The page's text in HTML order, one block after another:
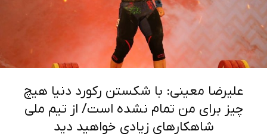
علیرضا معینی: با شکستن رکورد دنیا هیچ
چیز برای من تمام نشده است/ از تیم ملی
شاهکارهای زیادی خواهید دید